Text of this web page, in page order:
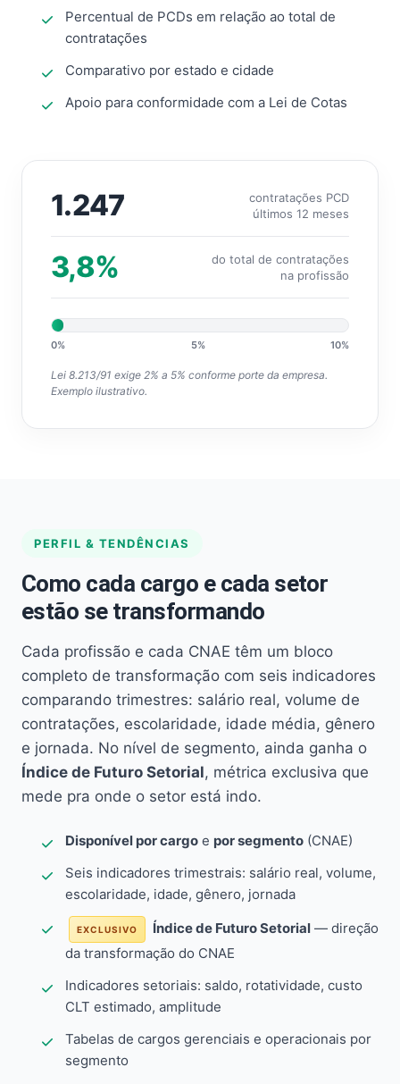
Percentual de PCDs em relação ao total de
contratações
Comparativo por estado e cidade
Apoio para conformidade com a Lei de Cotas
1.247
contratações PCD
últimos 12 meses
3,8%
do total de contratações
na profissão
0% 5% 10%
Lei 8.213/91 exige 2% a 5% conforme porte da empresa.
Exemplo ilustrativo.
PERFIL & TENDÊNCIAS
Como cada cargo e cada setor
estão se transformando
Cada profissão e cada CNAE têm um bloco
completo de transformação com seis indicadores
comparando trimestres: salário real, volume de
contratações, escolaridade, idade média, gênero
e jornada. No nível de segmento, ainda ganha o
Índice de Futuro Setorial, métrica exclusiva que
mede pra onde o setor está indo.
Disponível por cargo e por segmento (CNAE)
Seis indicadores trimestrais: salário real, volume,
escolaridade, idade, gênero, jornada
EXCLUSIVO Índice de Futuro Setorial — direção
da transformação do CNAE
Indicadores setoriais: saldo, rotatividade, custo
CLT estimado, amplitude
Tabelas de cargos gerenciais e operacionais por
segmento